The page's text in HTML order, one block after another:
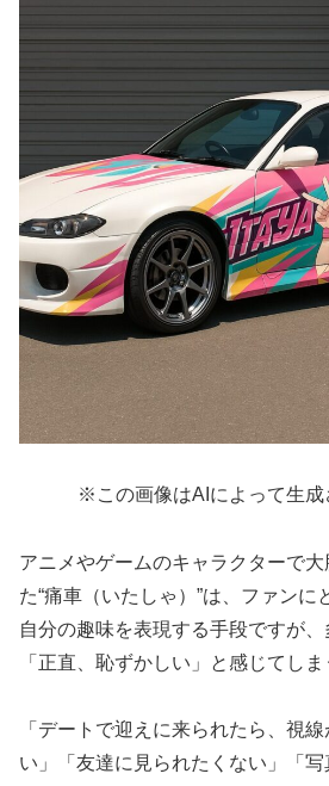
※この画像はAIによって生成
アニメやゲームのキャラクターで
た“痛車（いたしゃ）”は、ファンに
自分の趣味を表現する手段ですが
「正直、恥ずかしい」と感じてしま
「デートで迎えに来られたら、視
い」「友達に見られたくない」「